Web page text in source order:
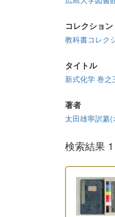
コレクション
教科書コレク
タイトル
新式化学 巻之
著者
太田雄寧訳纂
検索結果